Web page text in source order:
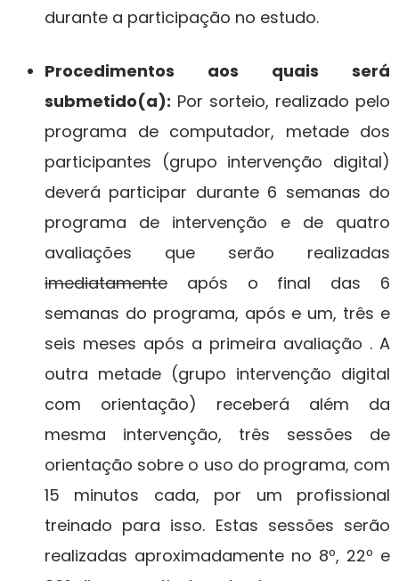
durante a participação no estudo.
Procedimentos aos quais será
submetido(a): Por sorteio, realizado pelo
programa de computador, metade dos
participantes (grupo intervenção digital)
deverá participar durante 6 semanas do
programa de intervenção e de quatro
avaliações que serão realizadas
imediatamente após o final das 6
semanas do programa, apóseum, três e
seis meses após a primeira avaliação . A
outra metade (grupo intervenção digital
com orientação) receberá além da
mesma intervenção, três sessões de
orientação sobre o uso do programa, com
15 minutos cada, por um profissional
treinado para isso. Estas sessões serão
realizadas aproximadamente no 8º, 22º e